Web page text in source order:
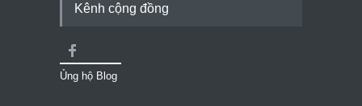
Kênh cộng đồng
Ủng hộ Blog